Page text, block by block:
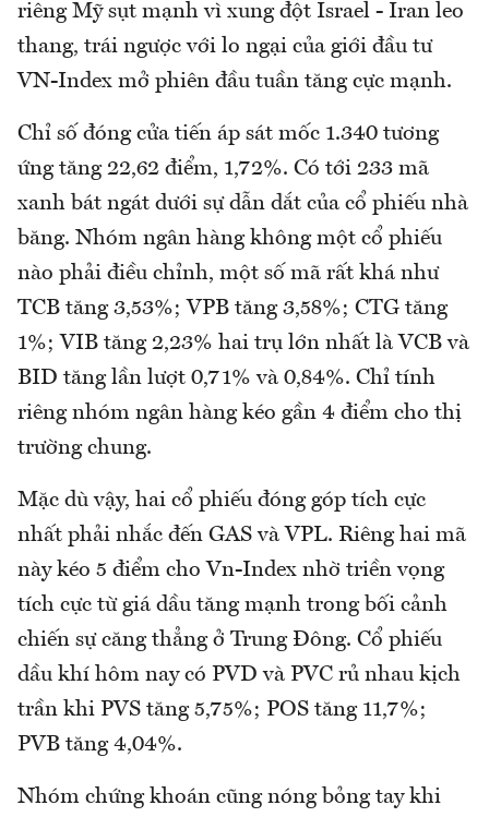
riêng Mỹ sụt mạnh vì xung đột Israel - Iran leo
thang, trái ngược với lo ngại của giới đầu tư
VN-Index mở phiên đầu tuần tăng cực mạnh.
Chỉ số đóng cửa tiến áp sát mốc 1.340 tương
ứng tăng 22,62 điểm, 1,72%. Có tới 233 mã
xanh bát ngát dưới sự dẫn dắt của cổ phiếu nhà
băng. Nhóm ngân hàng không một cổ phiếu
nào phải điều chỉnh, một số mã rất khá như
TCB tăng 3,53%; VPB tăng 3,58%; CTG tăng
1%; VIB tăng 2,23% hai trụ lớn nhất là VCB và
BID tăng lần lượt 0,71% và 0,84%. Chỉ tính
riêng nhóm ngân hàng kéo gần 4 điểm cho thị
trường chung.
Mặc dù vậy, hai cổ phiếu đóng góp tích cực
nhất phải nhắc đến GAS và VPL. Riêng hai mã
này kéo 5 điểm cho Vn-Index nhờ triền vọng
tích cực từ giá dầu tăng mạnh trong bối cảnh
chiến sự căng thẳng ở Trung Đông. Cổ phiếu
dầu khí hôm nay có PVD và PVC rủ nhau kịch
trần khi PVS tăng 5,75%; POS tăng 11,7%;
PVB tăng 4,04%.
Nhóm chứng khoán cũng nóng bỏng tay khi